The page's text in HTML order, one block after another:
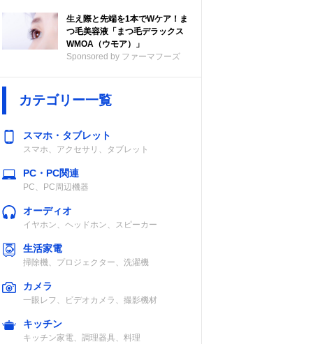
生え際と先端を1本でWケア！ま
つ毛美容液「まつ毛デラックス
WMOA（ウモア）」
Sponsored by ファーマフーズ
カテゴリー一覧
スマホ・タブレット
スマホ、アクセサリ、タブレット
PC・PC関連
PC、PC周辺機器
オーディオ
イヤホン、ヘッドホン、スピーカー
生活家電
掃除機、プロジェクター、洗濯機
カメラ
一眼レフ、ビデオカメラ、撮影機材
キッチン
キッチン家電、調理器具、料理